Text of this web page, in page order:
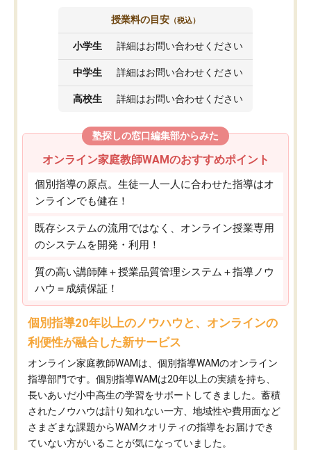
授業料の目安 （税込）
小学生 詳細はお問い合わせください
中学生 詳細はお問い合わせください
高校生 詳細はお問い合わせください
塾探しの窓口編集部からみた
オンライン家庭教師WAMのおすすめポイント
個別指導の原点。生徒一人一人に合わせた指導はオ
ンラインでも健在！
既存システムの流用ではなく、オンライン授業専用
のシステムを開発・利用！
質の高い講師陣＋授業品質管理システム＋指導ノウ
ハウ＝成績保証！
個別指導20年以上のノウハウと、オンラインの
利便性が融合した新サービス
オンライン家庭教師WAMは、個別指導WAMのオンライン
指導部門です。個別指導WAMは20年以上の実績を持ち、
長いあいだ小中高生の学習をサポートしてきました。蓄積
されたノウハウは計り知れない一方、地域性や費用面など
さまざまな課題からWAMクオリティの指導をお届けでき
ていない方がいることが気になっていました。